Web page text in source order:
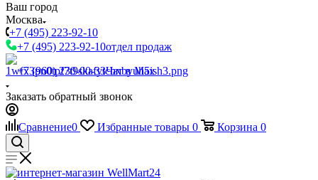
Ваш город
Москва
+7 (495) 223-92-10
+7 (495) 223-92-10отдел продаж
+7 (960) 230-00-33Чат в Max
Заказать обратный звонок
Сравнение0 Избранные товары 0 Корзина 0